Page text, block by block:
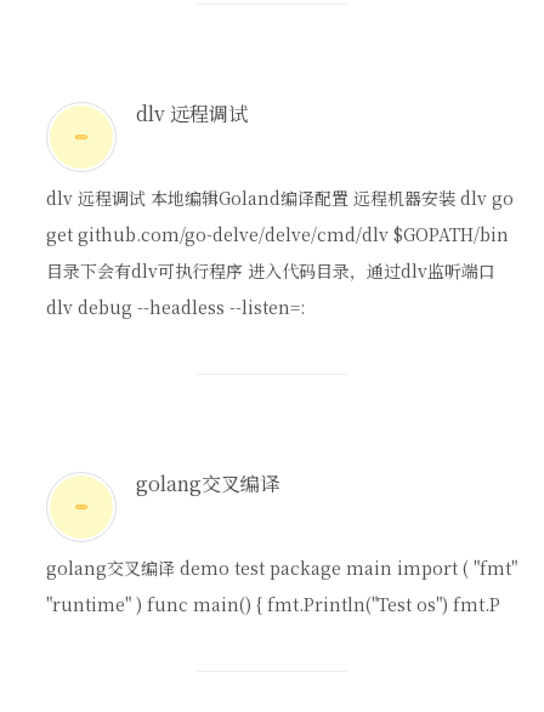
dlv 远程调试
dlv 远程调试 本地编辑Goland编译配置 远程机器安装 dlv go
get github.com/go-delve/delve/cmd/dlv $GOPATH/bin
目录下会有dlv可执行程序 进入代码目录，通过dlv监听端口
dlv debug --headless --listen=:
golang交叉编译
golang交叉编译 demo test package main import ( "fmt"
"runtime" ) func main() { fmt.Println("Test os") fmt.P